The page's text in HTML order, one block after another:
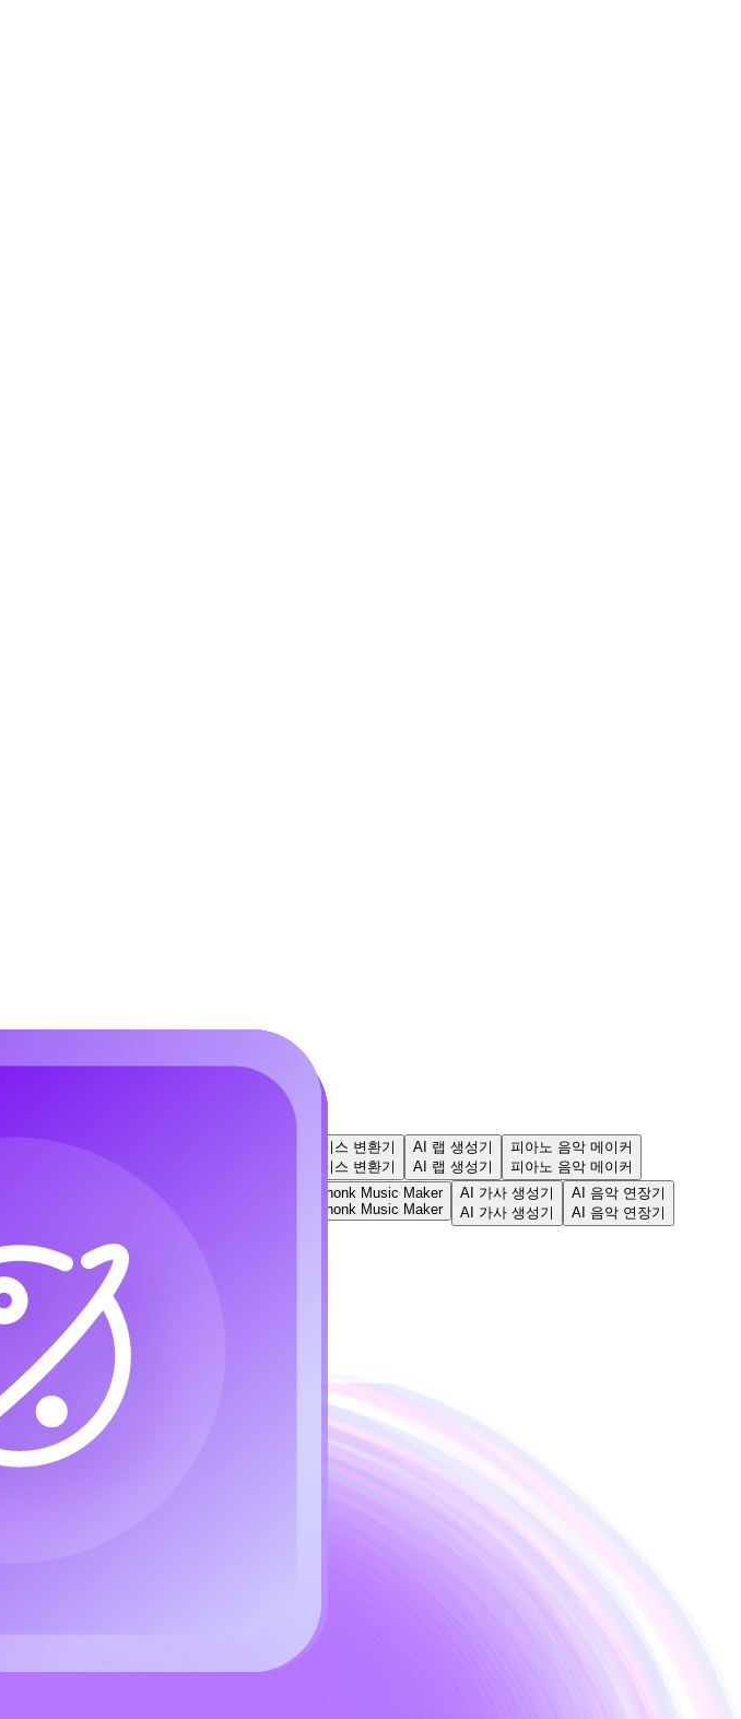
이미지로 음악 만들기
이미지로 음악 만들기
AI 보이스 변환기
AI 보이스 변환기
AI 랩 생성기
AI 랩 생성기
피아노 음악 메이커
피아노 음악 메이커
Phonk Music Maker
Phonk Music Maker
AI 가사 생성기
AI 가사 생성기
AI 음악 연장기
AI 음악 연장기